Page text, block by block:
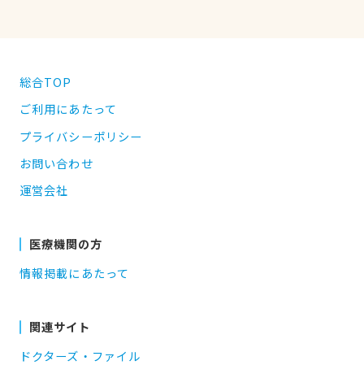
総合TOP
ご利用にあたって
プライバシーポリシー
お問い合わせ
運営会社
医療機関の方
情報掲載にあたって
関連サイト
ドクターズ・ファイル